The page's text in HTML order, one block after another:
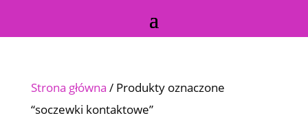
Strona główna / Produkty oznaczone
“soczewki kontaktowe”